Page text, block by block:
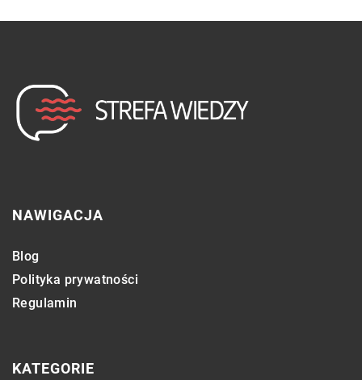
NAWIGACJA
Blog
Polityka prywatności
Regulamin
KATEGORIE